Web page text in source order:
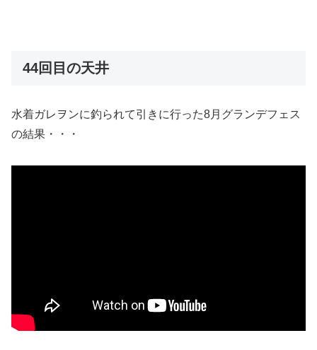
44回目の天井
水着ガレヲンに釣られて引きに行った8月グランデフェス
の結果・・・